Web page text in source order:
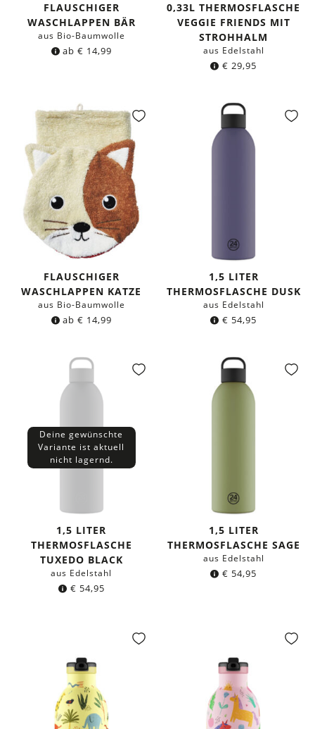
FLAUSCHIGER
WASCHLAPPEN BÄR
aus Bio-Baumwolle
ab€ 14,99
0,33L THERMOSFLASCHE
VEGGIE FRIENDS MIT
STROHHALM
aus Edelstahl
€ 29,95
FLAUSCHIGER
WASCHLAPPEN KATZE
aus Bio-Baumwolle
ab€ 14,99
1,5 LITER
THERMOSFLASCHE DUSK
aus Edelstahl
€ 54,95
Deine gewünschte
Variante ist aktuell
nicht lagernd.
1,5 LITER
THERMOSFLASCHE
TUXEDO BLACK
aus Edelstahl
€ 54,95
1,5 LITER
THERMOSFLASCHE SAGE
aus Edelstahl
€ 54,95